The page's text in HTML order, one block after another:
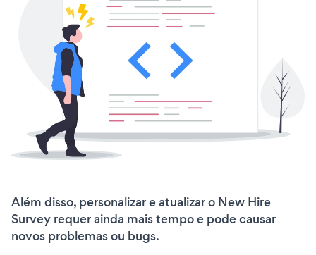
Além disso, personalizar e atualizar o New Hire
Survey requer ainda mais tempo e pode causar
novos problemas ou bugs.